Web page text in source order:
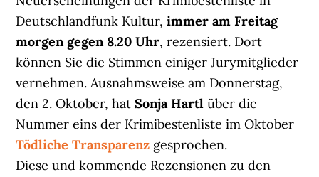
Deutschlandfunk Kultur,immer am Freitag
morgen gegen 8.20 Uhr, rezensiert. Dort
können Sie die Stimmen einiger Jurymitglieder
vernehmen. Ausnahmsweise am Donnerstag,
den 2. Oktober, hatSonja Hartl über die
Nummer eins der Krimibestenliste im Oktober
Tödliche Transparenz gesprochen.
Diese und kommende Rezensionen zu den